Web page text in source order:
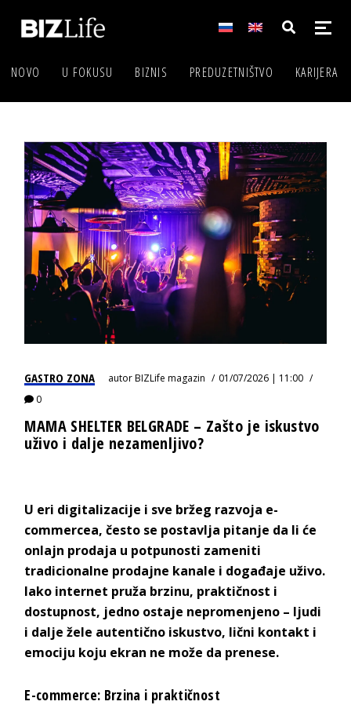
NOVO U FOKUSU BIZNIS PREDUZETNIŠTVO KARIJERA
GASTRO ZONA autorBIZLife magazin
01/07/2026 | 11:00
0
MAMA SHELTER BELGRADE – Zašto je iskustvo
uživo i dalje nezamenljivo?
U eri digitalizacije i sve bržeg razvoja e-
commercea, često se postavlja pitanje da li će
onlajn prodaja u potpunosti zameniti
tradicionalne prodajne kanale i događaje uživo.
Iako internet pruža brzinu, praktičnost i
dostupnost, jedno ostaje nepromenjeno – ljudi
i dalje žele autentično iskustvo, lični kontakt i
emociju koju ekran ne može da prenese.
E-commerce: Brzina i praktičnost